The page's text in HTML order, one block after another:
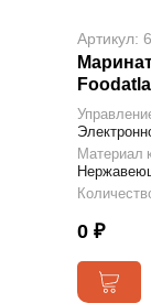
Артикул:
Материал
0 ₽